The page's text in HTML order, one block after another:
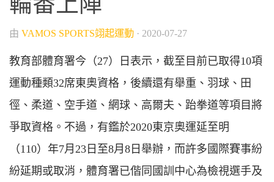
由 VAMOS SPORTS翊起運動 · 2020-07-27
教育部體育署今（27）日表示，截至目前已取得10項
運動種類32席東奧資格，後續還有舉重、羽球、田
徑、柔道、空手道、網球、高爾夫、跆拳道等項目將
爭取資格。不過，有鑑於2020東京奧運延至明
（110）年7月23日至8月8日舉辦，而許多國際賽事紛
紛延期或取消，體育署已偕同國訓中心為檢視選手及